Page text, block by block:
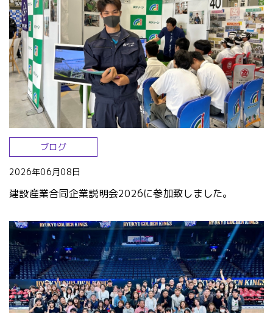
ブログ
2026年06月08日
建設産業合同企業説明会2026に参加致しました。